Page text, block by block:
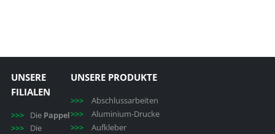
UNSERE
FILIALEN
Die Pappel
Die
UNSERE PRODUKTE
Abschlussarbeiten
Aluminium-Drucke
Aufkleber